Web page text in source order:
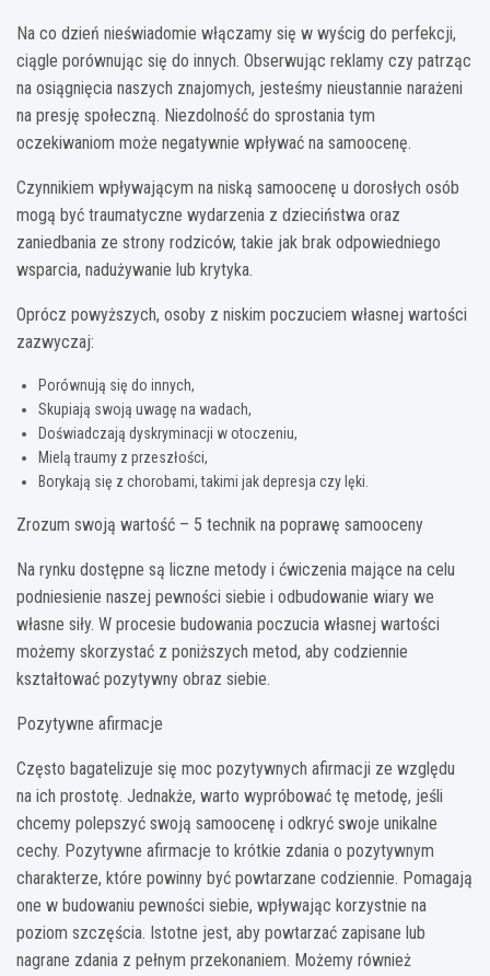
Na co dzień nieświadomie włączamy się w wyścig do perfekcji,
ciągle porównując się do innych. Obserwując reklamy czy patrząc
na osiągnięcia naszych znajomych, jesteśmy nieustannie narażeni
na presję społeczną. Niezdolność do sprostania tym
oczekiwaniom może negatywnie wpływać na samoocenę.
Czynnikiem wpływającym na niską samoocenę u dorosłych osób
mogą być traumatyczne wydarzenia z dzieciństwa oraz
zaniedbania ze strony rodziców, takie jak brak odpowiedniego
wsparcia, nadużywanie lub krytyka.
Oprócz powyższych, osoby z niskim poczuciem własnej wartości
zazwyczaj:
Porównują się do innych,
Skupiają swoją uwagę na wadach,
Doświadczają dyskryminacji w otoczeniu,
Mielą traumy z przeszłości,
Borykają się z chorobami, takimi jak depresja czy lęki.
Zrozum swoją wartość – 5 technik na poprawę samooceny
Na rynku dostępne są liczne metody i ćwiczenia mające na celu
podniesienie naszej pewności siebie i odbudowanie wiary we
własne siły. W procesie budowania poczucia własnej wartości
możemy skorzystać z poniższych metod, aby codziennie
kształtować pozytywny obraz siebie.
Pozytywne afirmacje
Często bagatelizuje się moc pozytywnych afirmacji ze względu
na ich prostotę. Jednakże, warto wypróbować tę metodę, jeśli
chcemy polepszyć swoją samoocenę i odkryć swoje unikalne
cechy. Pozytywne afirmacje to krótkie zdania o pozytywnym
charakterze, które powinny być powtarzane codziennie. Pomagają
one w budowaniu pewności siebie, wpływając korzystnie na
poziom szczęścia. Istotne jest, aby powtarzać zapisane lub
nagrane zdania z pełnym przekonaniem. Możemy również